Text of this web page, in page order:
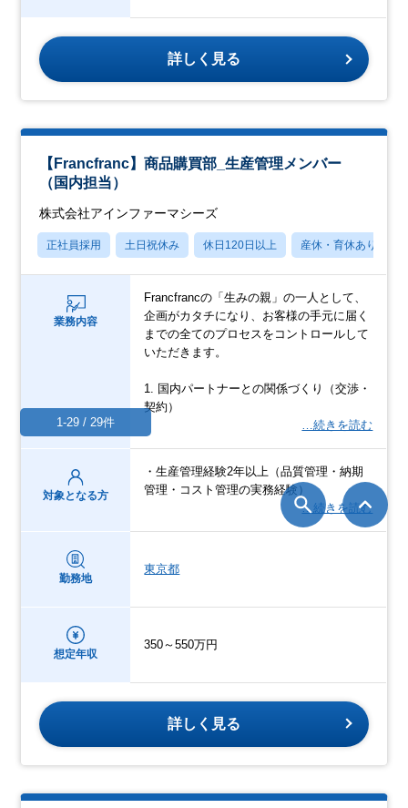
詳しく見る
【Francfranc】商品購買部_生産管理メンバー
（国内担当）
株式会社アインファーマシーズ
正社員採用 土日祝休み 休日120日以上 産休・育休あり
業務内容
Francfrancの「生みの親」の一人として、
企画がカタチになり、お客様の手元に届く
までの全てのプロセスをコントロールして
いただきます。
1. 国内パートナーとの関係づくり（交渉・
契約）
…続きを読む
対象となる方
・生産管理経験2年以上（品質管理・納期
管理・コスト管理の実務経験）
…続きを読む
勤務地
東京都
想定年収
350～550万円
詳しく見る
1-29 / 29件